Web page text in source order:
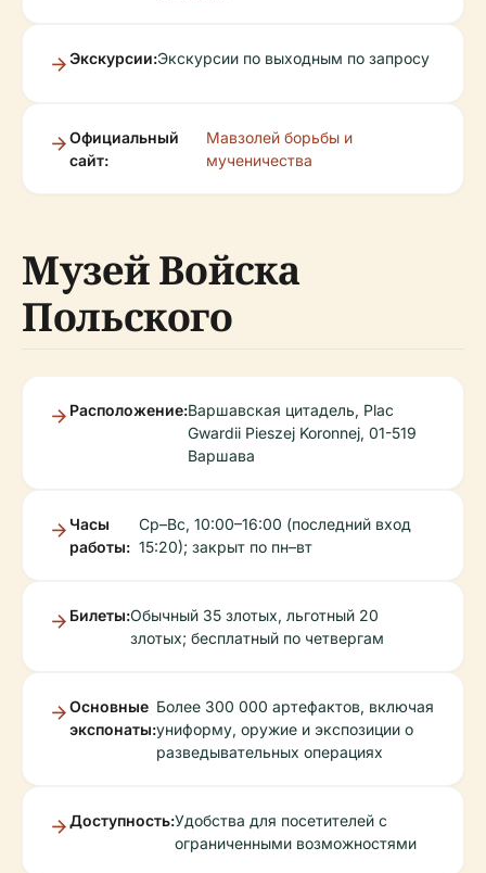
Экскурсии:Экскурсии по выходным по запросу
Официальный
сайт:
Мавзолей борьбы и
мученичества
Музей Войска
Польского
Расположение:Варшавская цитадель, Plac
Gwardii Pieszej Koronnej, 01-519
Варшава
Часы
работы:
Ср–Вс, 10:00–16:00 (последний вход
15:20); закрыт по пн–вт
Билеты:Обычный 35 злотых, льготный 20
злотых; бесплатный по четвергам
Основные
экспонаты:
Более 300 000 артефактов, включая
униформу, оружие и экспозиции о
разведывательных операциях
Доступность:Удобства для посетителей с
ограниченными возможностями